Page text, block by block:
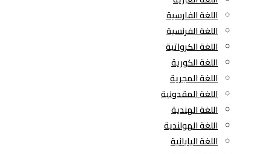
اللغة الفارسية
اللغة الفرنسية
اللغة الكرواتية
اللغة الكورية
اللغة المجرية
اللغة المقدونية
اللغة الهندية
اللغة الهولندية
اللغة اليابانية